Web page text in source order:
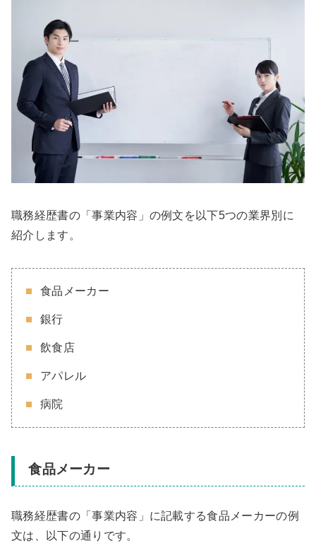
職務経歴書の「事業内容」の例文を以下5つの業界別に
紹介します。
食品メーカー
銀行
飲食店
アパレル
病院
食品メーカー
職務経歴書の「事業内容」に記載する食品メーカーの例
文は、以下の通りです。